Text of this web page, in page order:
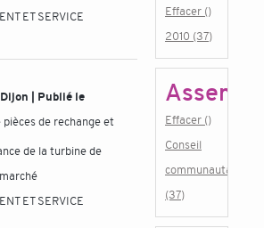
ET SERVICE
| Publié le
pièces de rechange et
de la turbine de
ET SERVICE
Effacer ()
2010 (37)
Effacer ()
Conseil
communautaire
(37)